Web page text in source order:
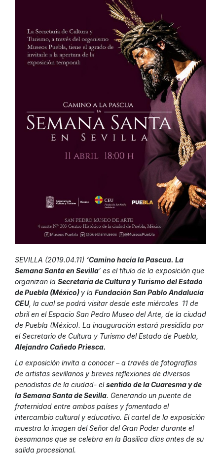
SEVILLA (2019.04.11) ‘Camino hacia la Pascua. La
Semana Santa en Sevilla’ es el título de la exposición que
organizan la Secretaria de Cultura y Turismo del Estado
de Puebla (México) y la Fundación San Pablo Andalucía
CEU, la cual se podrá visitar desde este miércoles 11 de
abril en el Espacio San Pedro Museo del Arte, de la ciudad
de Puebla (México). La inauguración estará presidida por
el Secretario de Cultura y Turismo del Estado de Puebla,
Alejandro Cañedo Priesca.
La exposición invita a conocer – a través de fotografías
de artistas sevillanos y breves reflexiones de diversos
periodistas de la ciudad- elsentido de la Cuaresma y de
la Semana Santa de Sevilla. Generando un puente de
fraternidad entre ambos países y fomentado el
intercambio cultural y educativo. El cartel de la exposición
muestra la imagen del Señor del Gran Poder durante el
besamanos que se celebra en la Basílica días antes de su
salida procesional.